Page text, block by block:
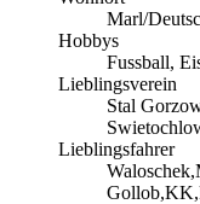
Marl/
Hobbys
Fussball,
Lieblingsverein
Stal
Lieblingsfahrer